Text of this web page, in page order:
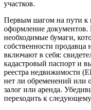
участков.
Первым шагом на пути к
оформление документов.
необходимые бумаги,
собственности
включают в себя:
кадастровый паспорт и
реестра недвижимости
нет ли обременений или
залог или аренда.
переходить к следующему